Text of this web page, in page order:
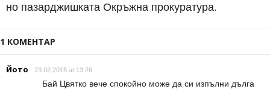
но пазарджишката Окръжна прокуратура.
1 КОМЕНТАР
Йото 23.02.2015 at 13:26
Бай Цвятко вече спокойно може да си изпълни дълга